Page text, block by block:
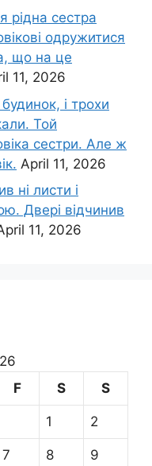
рідна сестра
одружитися
що на це
11, 2026
і трохи
Той
сестри. Але ж
April 11, 2026
ні листи і
Двері відчинив
11, 2026
F S S
1 2
7 8 9